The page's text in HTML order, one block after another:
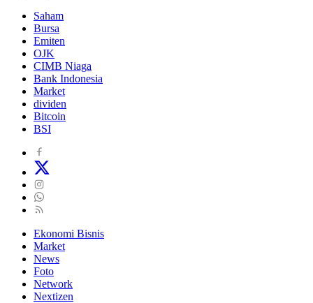
Saham
Bursa
Emiten
OJK
CIMB Niaga
Bank Indonesia
Market
dividen
Bitcoin
BSI
Ekonomi Bisnis
Market
News
Foto
Network
Nextizen